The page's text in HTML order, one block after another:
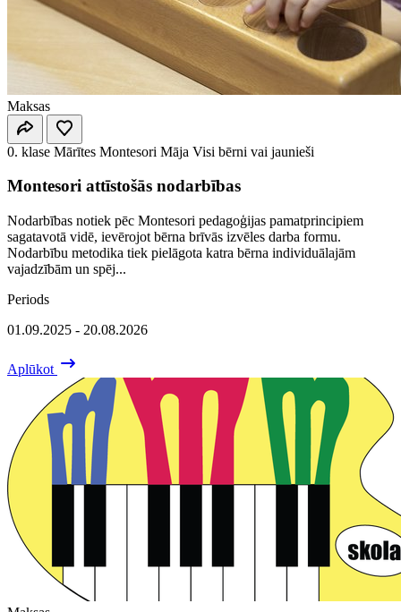
Maksas
0. klase Mārītes Montesori Māja Visi bērni vai jaunieši
Montesori attīstošās nodarbības
Nodarbības notiek pēc Montesori pedagoģijas pamatprincipiem
sagatavotā vidē, ievērojot bērna brīvās izvēles darba formu.
Nodarbību metodika tiek pielāgota katra bērna individuālajām
vajadzībām un spēj...
Periods
01.09.2025 - 20.08.2026
Aplūkot